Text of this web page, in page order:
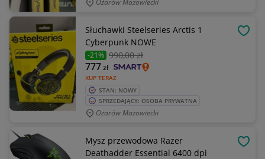
Ożarów Mazowiecki
Słuchawki Steelseries Arctis 1
Cyberpunk NOWE
-21% 990,00 zł
KUP TERAZ
777zł
STAN: NOWY
SPRZEDAJĄCY: OSOBA PRYWATNA
Ożarów Mazowiecki
Mysz przewodowa Razer
Deathadder Essential 6400 dpi